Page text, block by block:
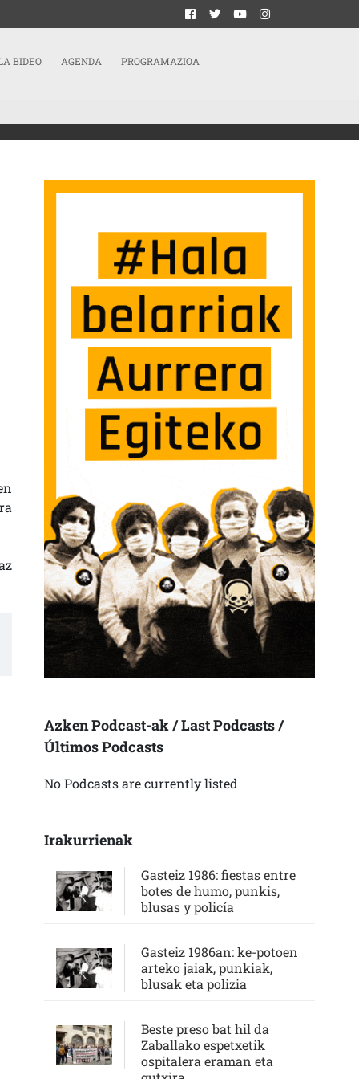
BIDEO AGENDA PROGRAMAZIOA
GUZTIOK ELIZARI”
Azken Podcast-ak / Last Podcasts /
Últimos Podcasts
No Podcasts are currently listed
Irakurrienak
Gasteiz 1986: fiestas entre
botes de humo, punkis,
blusas y policía
Gasteiz 1986an: ke-potoen
arteko jaiak, punkiak,
blusak eta polizia
Beste preso bat hil da
Zaballako espetxetik
ospitalera eraman eta